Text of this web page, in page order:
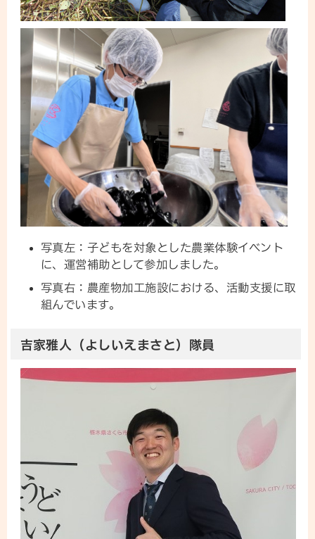
写真左：子どもを対象とした農業体験イベント
に、運営補助として参加しました。
写真右：農産物加工施設における、活動支援に取
組んでいます。
吉家雅人（よしいえまさと）隊員